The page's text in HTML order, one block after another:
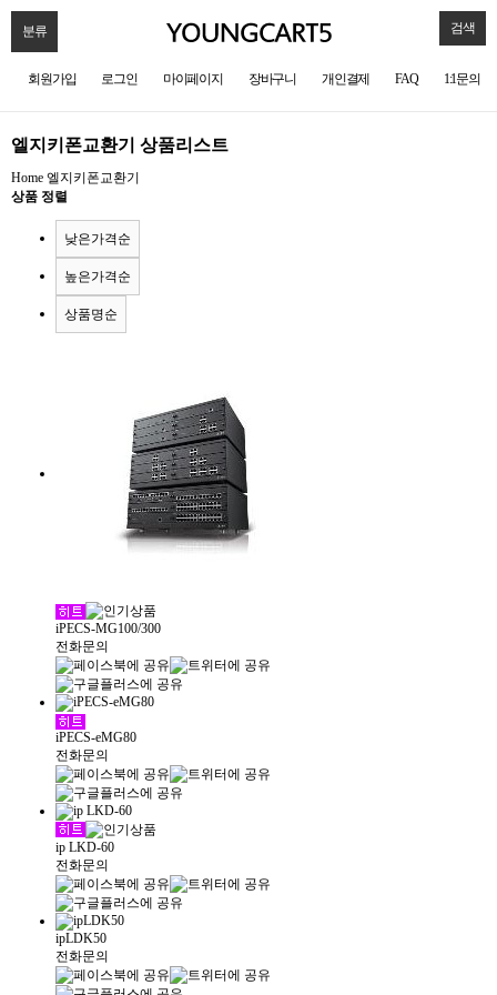
분류 검색
회원가입 로그인 마이페이지 장바구니 개인결제 FAQ 1:1문의
엘지키폰교환기 상품리스트
Home 엘지키폰교환기
상품 정렬
낮은가격순
높은가격순
상품명순
iPECS-MG100/300
전화문의
iPECS-eMG80
전화문의
ip LKD-60
전화문의
ipLDK50
전화문의